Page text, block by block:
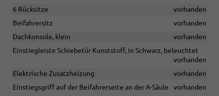
6 Rücksitze
vorhanden
Beifahrersitz
vorhanden
Dachkonsole, klein
vorhanden
Einstiegleiste Schiebetür Kunststoff, in Schwarz, beleuchtet
vorhanden
Elektrische Zusatzheizung
vorhanden
Einstiegsgriff auf der Beifahrerseite an der A-Säule
vorhanden